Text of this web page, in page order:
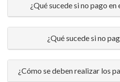
¿Qué sucede si no pago
¿Qué sucede si no
¿Cómo se deben realizar los